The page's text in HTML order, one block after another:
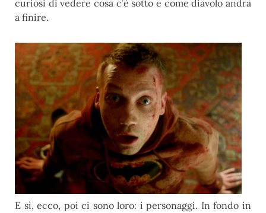
curiosi di vedere cosa c’è sotto e come diavolo andrà
a finire.
E sì, ecco, poi ci sono loro: i personaggi. In fondo in